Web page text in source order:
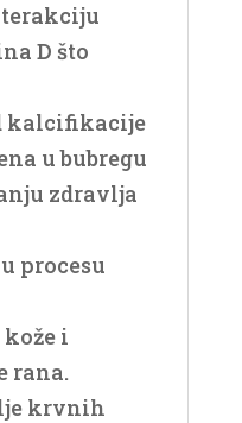
D što
kalcifikacije
u bubregu
zdravlja
procesu
kože i
rana.
krvnih